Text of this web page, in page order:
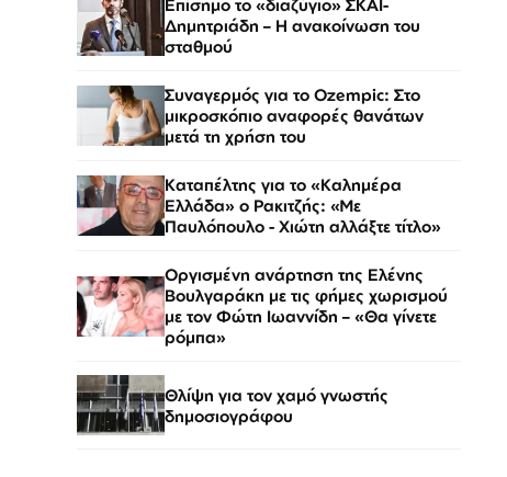
Επίσημο το «διαζύγιο» ΣΚΑΪ-
Δημητριάδη – Η ανακοίνωση του
σταθμού
Συναγερμός για το Ozempic: Στο
μικροσκόπιο αναφορές θανάτων
μετά τη χρήση του
Καταπέλτης για το «Καλημέρα
Ελλάδα» ο Ρακιτζής: «Με
Παυλόπουλο - Χιώτη αλλάξτε τίτλο»
Οργισμένη ανάρτηση της Ελένης
Βουλγαράκη με τις φήμες χωρισμού
με τον Φώτη Ιωαννίδη – «Θα γίνετε
ρόμπα»
Θλίψη για τον χαμό γνωστής
δημοσιογράφου